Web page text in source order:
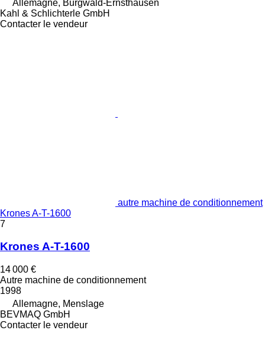
Allemagne, Burgwald-Ernsthausen
Kahl & Schlichterle GmbH
Contacter le vendeur
autre machine de conditionnement
Krones A-T-1600
7
Krones A-T-1600
14 000 €
Autre machine de conditionnement
1998
Allemagne, Menslage
BEVMAQ GmbH
Contacter le vendeur